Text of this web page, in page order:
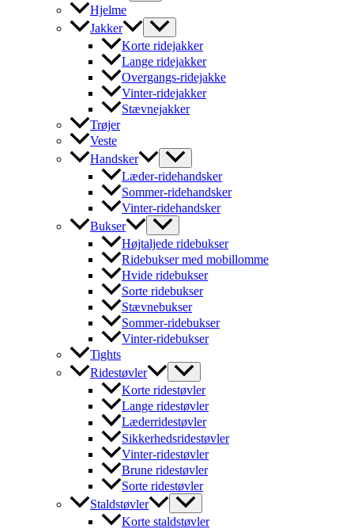
Hjelme
Jakker
Korte ridejakker
Lange ridejakker
Overgangs-ridejakke
Vinter-ridejakker
Stævnejakker
Trøjer
Veste
Handsker
Læder-ridehandsker
Sommer-ridehandsker
Vinter-ridehandsker
Bukser
Højtaljede ridebukser
Ridebukser med mobillomme
Hvide ridebukser
Sorte ridebukser
Stævnebukser
Sommer-ridebukser
Vinter-ridebukser
Tights
Ridestøvler
Korte ridestøvler
Lange ridestøvler
Læderridestøvler
Sikkerhedsridestøvler
Vinter-ridestøvler
Brune ridestøvler
Sorte ridestøvler
Staldstøvler
Korte staldstøvler